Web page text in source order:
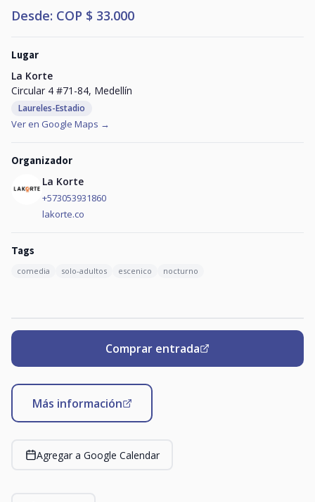
Desde: COP $ 33.000
Lugar
La Korte
Circular 4 #71-84, Medellín
Laureles-Estadio
Ver en Google Maps →
Organizador
La Korte
+573053931860
lakorte.co
Tags
comedia solo-adultos escenico nocturno
Comprar entrada
Más información
Agregar a Google Calendar